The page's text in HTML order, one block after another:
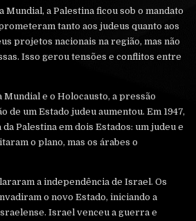
Mundial, a Palestina ficou sob o mandato
tanto aos judeus quanto aos
projetos nacionais na região, mas não
Isso gerou tensões e conflitos entre
Mundial e o Holocausto, a pressão
de um Estado judeu aumentou. Em 1947,
Palestina em dois Estados: um judeu e
o plano, mas os árabes o
a independência de Israel. Os
o novo Estado, iniciando a
Israel venceu a guerra e